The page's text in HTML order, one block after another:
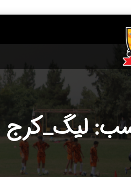
لیگ_کرج